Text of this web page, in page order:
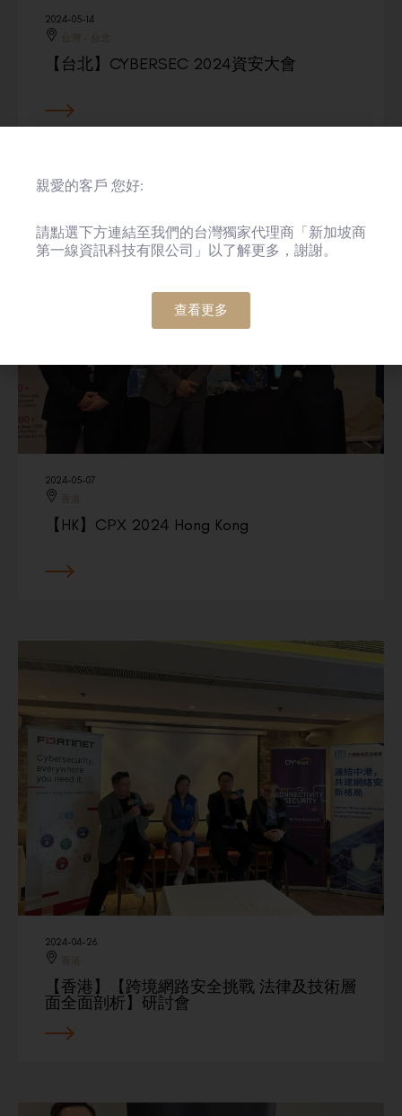
2024-05-14
【台北】CYBERSEC 2024資安大會
2024-05-07
香港
【HK】CPX 2024 Hong Kong
2024-04-26
香港
【香港】【跨境網路安全挑戰 法律及技術層
面全面剖析】研討會
親愛的客戶 您好:
請點選下方連結至我們的台灣獨家代理商「新加坡商
第一線資訊科技有限公司」以了解更多，謝謝。
查看更多